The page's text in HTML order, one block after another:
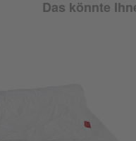
Das könnte